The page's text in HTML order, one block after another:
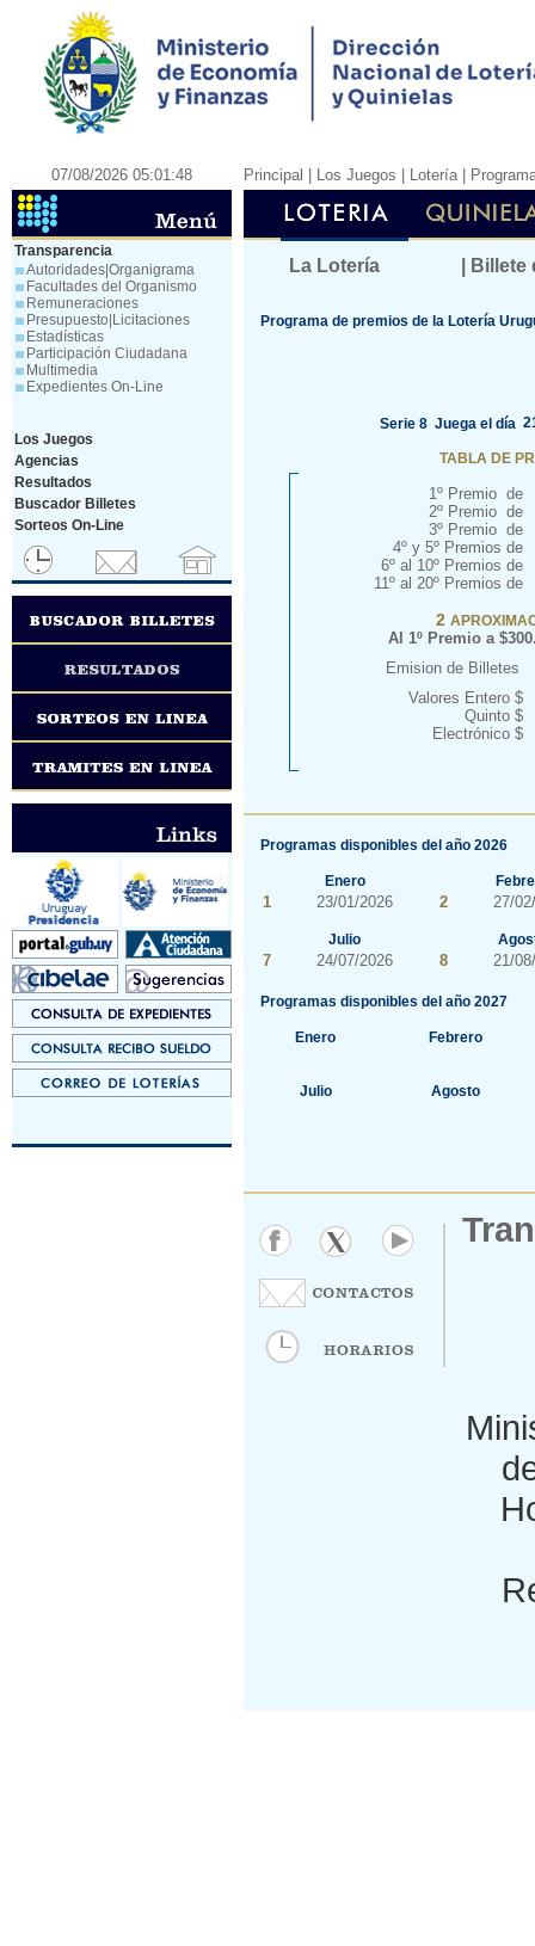
07/08/2026 05:01:48 Principal | Los Juegos | Lotería|
Transparencia
Autoridades|Organigrama
Facultades del Organismo
Remuneraciones
Presupuesto|Licitaciones
Estadísticas
Participación Ciudadana
Multimedia
Expedientes On-Line
Los Juegos
Agencias
Resultados
Buscador Billetes
Sorteos On-Line
La Lotería |
Programa de premios de la Lotería
Serie 8 Juega el día
TABLA DE
1º Premio de
2º Premio de
3º Premio de
4º y 5º Premios de
6º al 10º Premios de
11º al 20º Premios de
2
Al 1º Premio a
Emision de Billetes
Valores Entero $
Quinto $
Electrónico $
Programas disponibles del año 2026
Enero
1 23/01/2026 2 27/
Julio
7 24/07/2026 8 21/
Programas disponibles del año 2027
Enero Febrero
Julio Agosto